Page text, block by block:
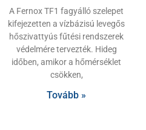
A Fernox TF1 fagyálló szelepet
kifejezetten a vízbázisú levegős
hőszivattyús fűtési rendszerek
védelmére tervezték. Hideg
időben, amikor a hőmérséklet
csökken,
Tovább »